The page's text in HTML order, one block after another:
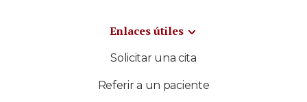
Enlaces útiles
Solicitar una cita
Referir a un paciente